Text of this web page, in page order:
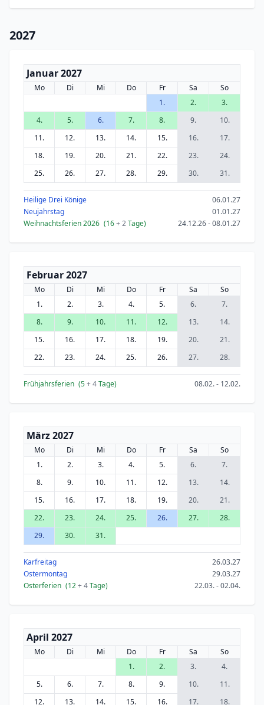
2027
Januar 2027
Mo Di Mi Do Fr Sa
So
1.
2.
3.
4.
5. 6. 7. 8. 9.
10.
11.
12. 13. 14. 15. 16.
17.
18.
19. 20. 21. 22. 23.
24.
25.
26. 27. 28. 29. 30. 31.
Heilige Drei Könige
06.01.27
Neujahrstag
01.01.27
Weihnachtsferien 2026 (16+ 2Tage) 24.12.26 - 08.01.27
Februar 2027
Mo Di Mi Do Fr Sa
So
1.
2. 3. 4. 5. 6.
7.
8.
9. 10. 11. 12. 13.
14.
15.
16. 17. 18. 19. 20.
21.
22.
23. 24. 25. 26. 27. 28.
Frühjahrsferien (5+ 4Tage) 08.02. - 12.02.
März 2027
Mo Di Mi Do Fr Sa
So
1.
2. 3. 4. 5. 6.
7.
8.
9. 10. 11. 12. 13.
14.
15.
16. 17. 18. 19. 20.
21.
22.
23. 24. 25. 26. 27.
28.
29.
30. 31.
Karfreitag
26.03.27
Ostermontag
29.03.27
Osterferien (12+ 4Tage) 22.03. - 02.04.
April 2027
Mo Di Mi Do Fr Sa
So
1.
2. 3.
4.
5.
6. 7. 8. 9. 10.
11.
12.
13. 14. 15. 16. 17. 18.